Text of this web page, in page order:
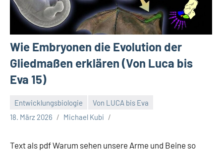
Wie Embryonen die Evolution der
Gliedmaßen erklären (Von Luca bis
Eva 15)
Entwicklungsbiologie
Von LUCA bis Eva
18. März 2026
Michael Kubi
Text als pdf Warum sehen unsere Arme und Beine so